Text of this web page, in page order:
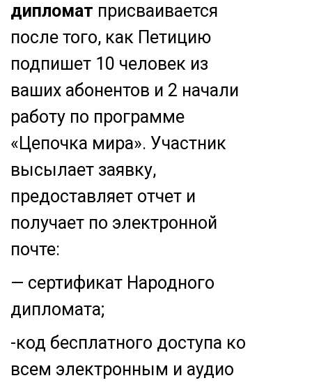
дипломат присваивается
после того, как Петицию
подпишет 10 человек из
ваших абонентов и 2 начали
работу по программе
«Цепочка мира». Участник
высылает заявку,
предоставляет отчет и
получает по электронной
почте:
— сертификат Народного
дипломата;
-код бесплатного доступа ко
всем электронным и аудио